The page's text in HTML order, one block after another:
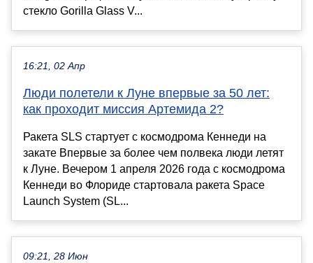
стекло Gorilla Glass V...
16:21, 02 Апр
Люди полетели к Луне впервые за 50 лет:
как проходит миссия Артемида 2?
Ракета SLS стартует с космодрома Кеннеди на
закате Впервые за более чем полвека люди летят
к Луне. Вечером 1 апреля 2026 года с космодрома
Кеннеди во Флориде стартовала ракета Space
Launch System (SL...
09:21, 28 Июн